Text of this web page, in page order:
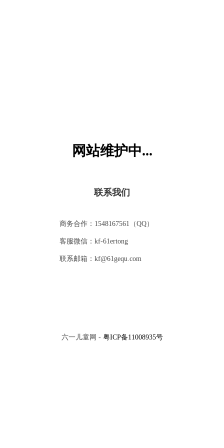
网站维护中...
联系我们
商务合作：1548167561（QQ）
客服微信：kf-61ertong
联系邮箱：kf@61gequ.com
六一儿童网 - 粤ICP备11008935号